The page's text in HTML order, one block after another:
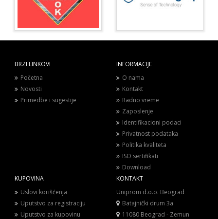
BRZI LINKOVI
Početna
Novosti
Primedbe i sugestije
INFORMACIJE
O nama
Kontakt
Radno vreme
Zaposlenje
Identifikacioni podaci
Privatnost podataka
Politika kvaliteta
ISO sertifikati
Download
KUPOVINA
Uslovi korišćenja
Uputstvo za registraciju
Uputstvo za kupovinu
KONTAKT
Uniprom d.o.o. Beograd
Batajnički drum 3a
11080 Beograd - Zemun